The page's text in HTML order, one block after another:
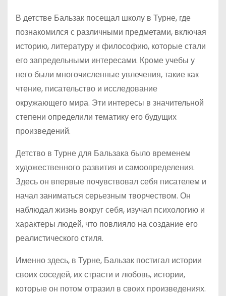
В детстве Бальзак посещал школу в Турне, где
познакомился с различными предметами, включая
историю, литературу и философию, которые стали
его запредельными интересами. Кроме учебы у
него были многочисленные увлечения, такие как
чтение, писательство и исследование
окружающего мира. Эти интересы в значительной
степени определили тематику его будущих
произведений.
Детство в Турне для Бальзака было временем
художественного развития и самоопределения.
Здесь он впервые почувствовал себя писателем и
начал заниматься серьезным творчеством. Он
наблюдал жизнь вокруг себя, изучал психологию и
характеры людей, что повлияло на создание его
реалистического стиля.
Именно здесь, в Турне, Бальзак постигал истории
своих соседей, их страсти и любовь, истории,
которые он потом отразил в своих произведениях.